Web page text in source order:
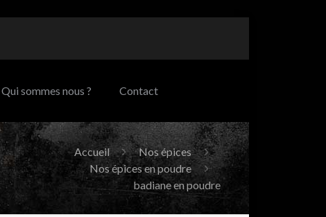
Qui sommes nous ? Contact
Accueil
Nos épices
Nos épices en poudre
badiane en poudre